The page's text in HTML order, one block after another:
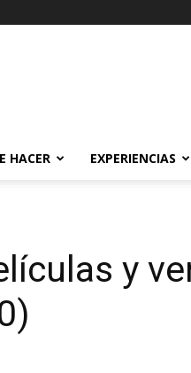
HACER EXPERIENCIAS
y